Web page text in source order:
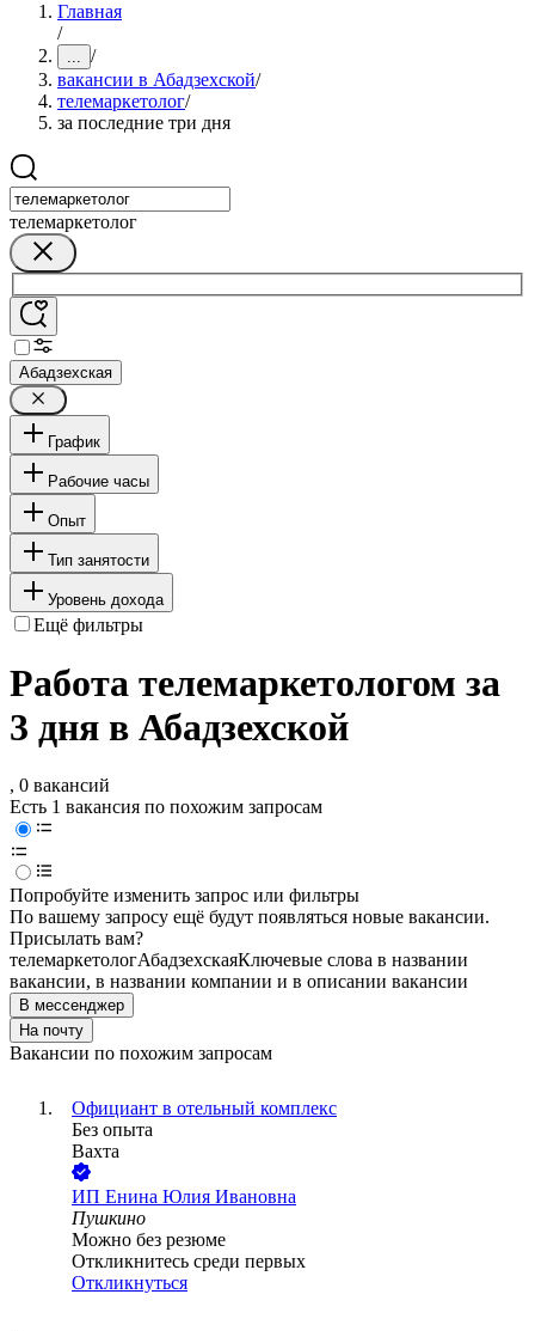
Главная
/
... /
вакансии в Абадзехской/
телемаркетолог/
за последние три дня
телемаркетолог
Абадзехская
График
Рабочие часы
Опыт
Тип занятости
Уровень дохода
Ещё фильтры
Работа телемаркетологом за
3 дня в Абадзехской
, 0 вакансий
Есть 1 вакансия по похожим запросам
Попробуйте изменить запрос или фильтры
По вашему запросу ещё будут появляться новые вакансии.
Присылать вам?
телемаркетологАбадзехскаяКлючевые слова в названии
вакансии, в названии компании и в описании вакансии
В мессенджер
На почту
Вакансии по похожим запросам
Официант в отельный комплекс
Без опыта
Вахта
ИП Енина Юлия Ивановна
Пушкино
Можно без резюме
Откликнитесь среди первых
Откликнуться